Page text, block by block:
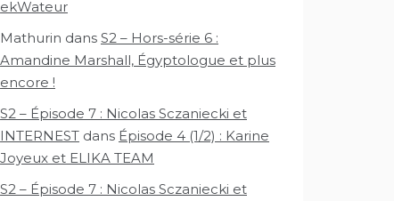
ekWateur
Mathurin dans S2 – Hors-série 6 :
Amandine Marshall, Égyptologue et plus
encore !
S2 – Épisode 7 : Nicolas Sczaniecki et
INTERNEST dans Épisode 4 (1/2) : Karine
Joyeux et ELIKA TEAM
S2 – Épisode 7 : Nicolas Sczaniecki et